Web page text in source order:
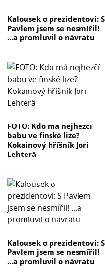
Kalousek o prezidentovi: S
Pavlem jsem se nesmířil!
...a promluvil o návratu
FOTO: Kdo má nejhezčí
babu ve finské lize?
Kokainový hříšník Jori
Lehterä
Kalousek o prezidentovi: S
Pavlem jsem se nesmířil!
...a promluvil o návratu